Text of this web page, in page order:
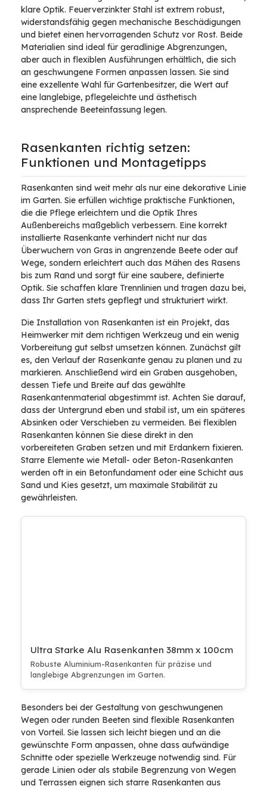
klare Optik. Feuerverzinkter Stahl ist extrem robust,
widerstandsfähig gegen mechanische Beschädigungen
und bietet einen hervorragenden Schutz vor Rost. Beide
Materialien sind ideal für geradlinige Abgrenzungen,
aber auch in flexiblen Ausführungen erhältlich, die sich
an geschwungene Formen anpassen lassen. Sie sind
eine exzellente Wahl für Gartenbesitzer, die Wert auf
eine langlebige, pflegeleichte und ästhetisch
ansprechende Beeteinfassung legen.
Rasenkanten richtig setzen:
Funktionen und Montagetipps
Rasenkanten sind weit mehr als nur eine dekorative Linie
im Garten. Sie erfüllen wichtige praktische Funktionen,
die die Pflege erleichtern und die Optik Ihres
Außenbereichs maßgeblich verbessern. Eine korrekt
installierte Rasenkante verhindert nicht nur das
Überwuchern von Gras in angrenzende Beete oder auf
Wege, sondern erleichtert auch das Mähen des Rasens
bis zum Rand und sorgt für eine saubere, definierte
Optik. Sie schaffen klare Trennlinien und tragen dazu bei,
dass Ihr Garten stets gepflegt und strukturiert wirkt.
Die Installation von Rasenkanten ist ein Projekt, das
Heimwerker mit dem richtigen Werkzeug und ein wenig
Vorbereitung gut selbst umsetzen können. Zunächst gilt
es, den Verlauf der Rasenkante genau zu planen und zu
markieren. Anschließend wird ein Graben ausgehoben,
dessen Tiefe und Breite auf das gewählte
Rasenkantenmaterial abgestimmt ist. Achten Sie darauf,
dass der Untergrund eben und stabil ist, um ein späteres
Absinken oder Verschieben zu vermeiden. Bei flexiblen
Rasenkanten können Sie diese direkt in den
vorbereiteten Graben setzen und mit Erdankern fixieren.
Starre Elemente wie Metall- oder Beton-Rasenkanten
werden oft in ein Betonfundament oder eine Schicht aus
Sand und Kies gesetzt, um maximale Stabilität zu
gewährleisten.
Ultra Starke Alu Rasenkanten 38mm x 100cm
Robuste Aluminium-Rasenkanten für präzise und
langlebige Abgrenzungen im Garten.
Besonders bei der Gestaltung von geschwungenen
Wegen oder runden Beeten sind flexible Rasenkanten
von Vorteil. Sie lassen sich leicht biegen und an die
gewünschte Form anpassen, ohne dass aufwändige
Schnitte oder spezielle Werkzeuge notwendig sind. Für
gerade Linien oder als stabile Begrenzung von Wegen
und Terrassen eignen sich starre Rasenkanten aus